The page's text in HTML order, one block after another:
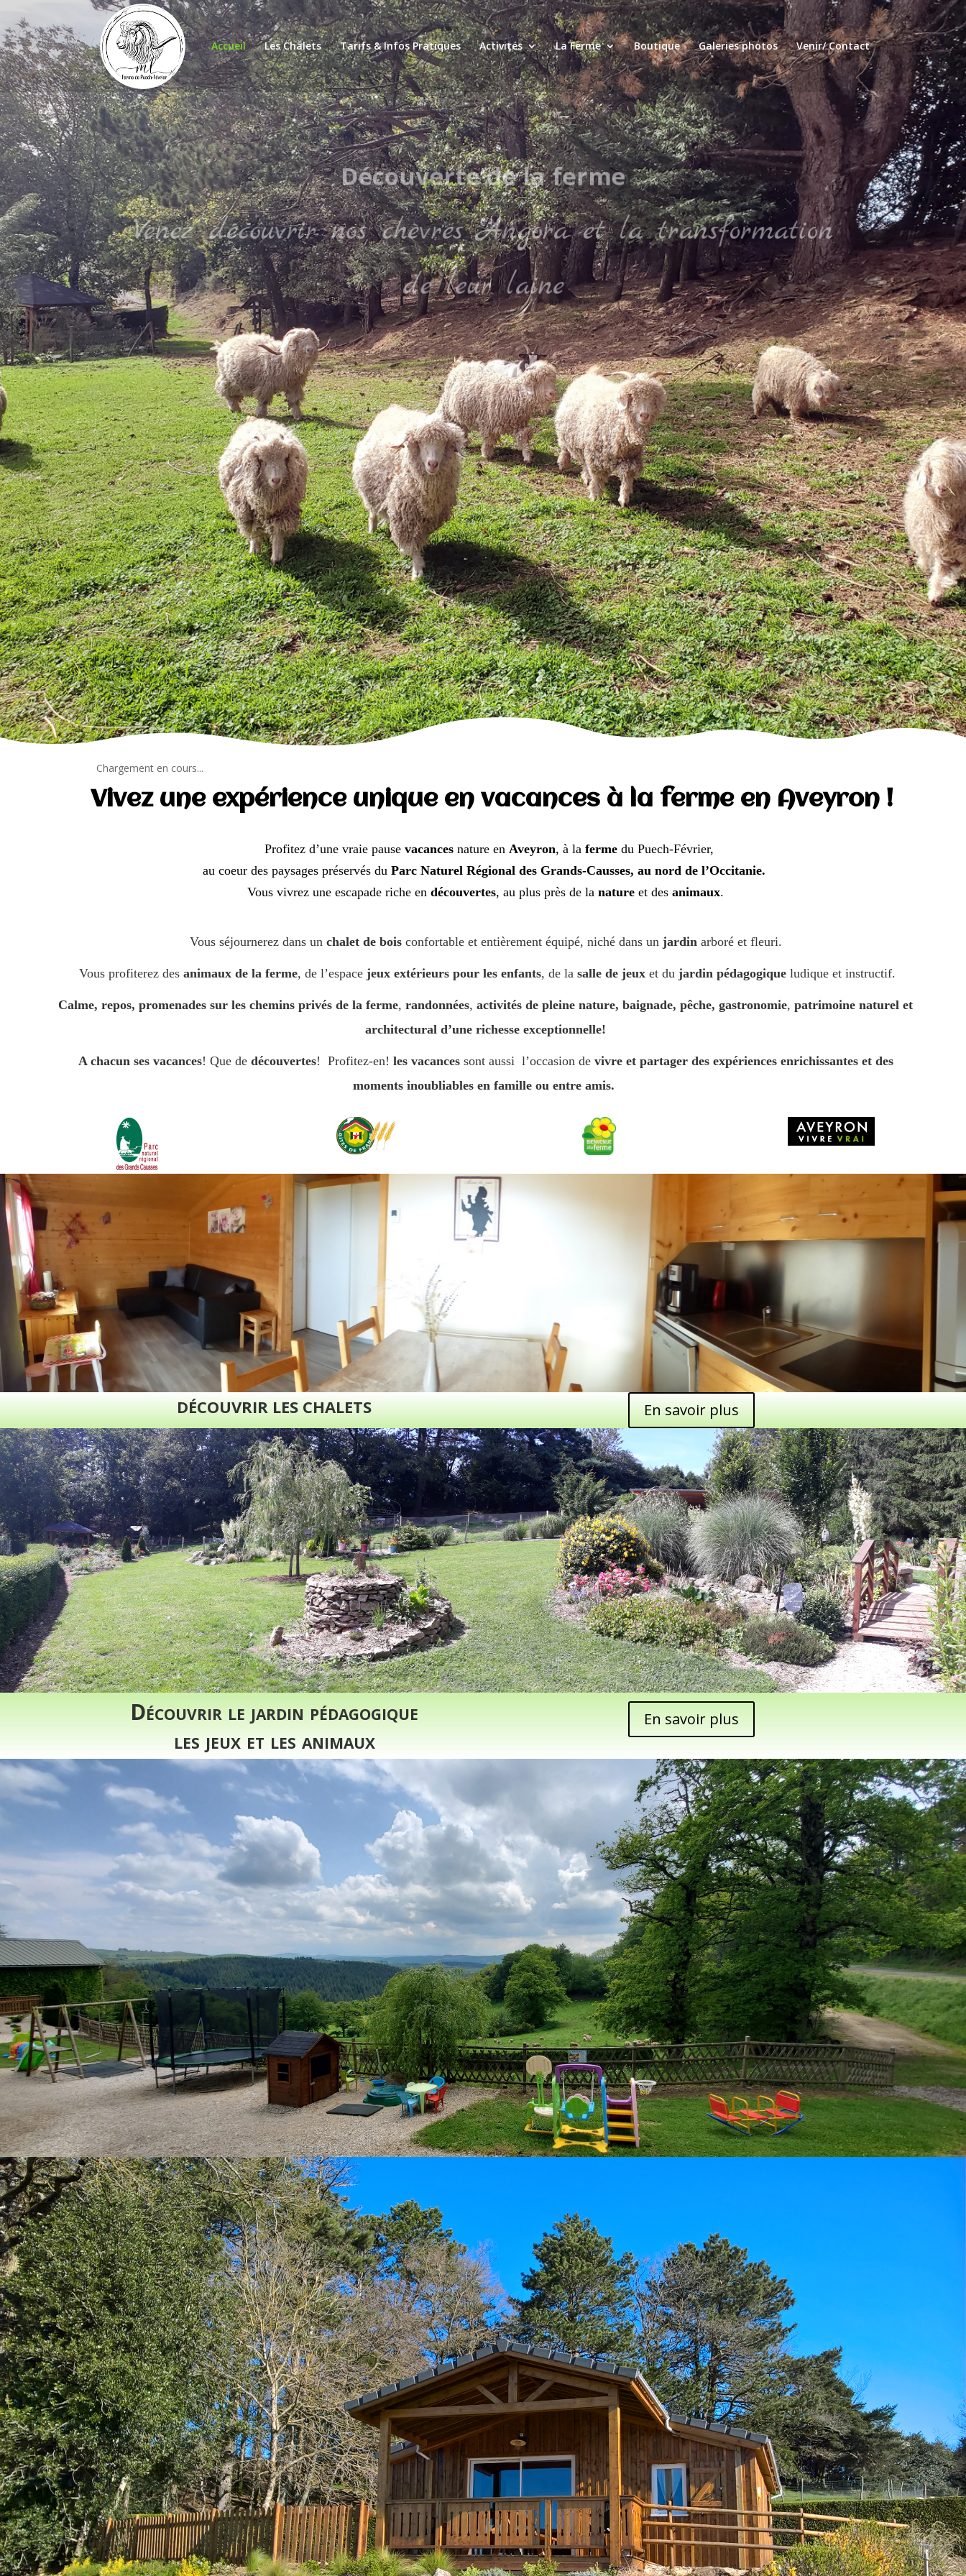
Accueil Les Chalets Tarifs & Infos Pratiques Activités La Ferme Boutique Galeries photos Venir/ Contact
Découvrez les articles fabriqués artisanalement avec la
laine des chèvres
Chargement en cours...
Vivez une expérience unique en vacances à la ferme en Aveyron !
Profitez d’une vraie pause vacancesnature en Aveyron, à la ferme du Puech-Février,
au coeur des paysages préservés du Parc Naturel Régional des Grands-Causses, au nord de l’Occitanie.
Vous vivrez une escapade riche en découvertes, au plus près de la nature et des animaux.
Vous séjournerez dans un chalet de boisconfortable et entièrement équipé, niché dans un jardinarboré et fleuri.
Vous profiterez des animaux de la ferme, de l’espace jeux extérieurs pour les enfants, de la salle de jeux et du jardin pédagogique ludique et instructif.
Calme, repos, promenades sur les chemins privés de la ferme, randonnées, activités de pleine nature, baignade, pêche, gastronomie, patrimoine naturel et
architectural d’une richesse exceptionnelle!
A chacun ses vacances! Que de découvertes! Profitez-en! les vacances sont aussi l’occasion de vivre et partager des expériences enrichissantes et des
moments inoubliables en famille ou entre amis.
DÉCOUVRIR LES CHALETS En savoir plus
Découvrir le jardin pédagogique
les jeux et les animaux
En savoir plus